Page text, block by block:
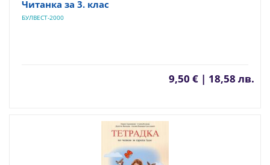
Читанка за 3. клас
БУЛВЕСТ-2000
9,50 € | 18,58 лв.